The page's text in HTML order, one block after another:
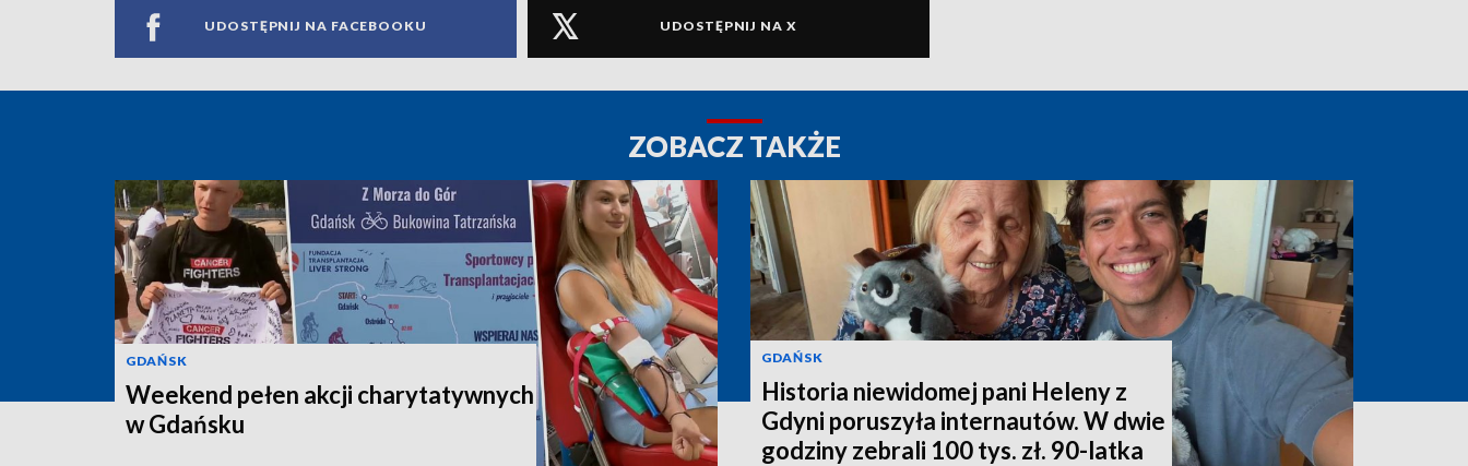
UDOSTĘPNIJ NA FACEBOOKU UDOSTĘPNIJ NA X
ZOBACZ TAKŻE
GDAŃSK
Weekend pełen akcji charytatywnych
w Gdańsku
GDAŃSK
Historia niewidomej pani Heleny z
Gdyni poruszyła internautów. W dwie
godziny zebrali 100 tys. zł. 90-latka